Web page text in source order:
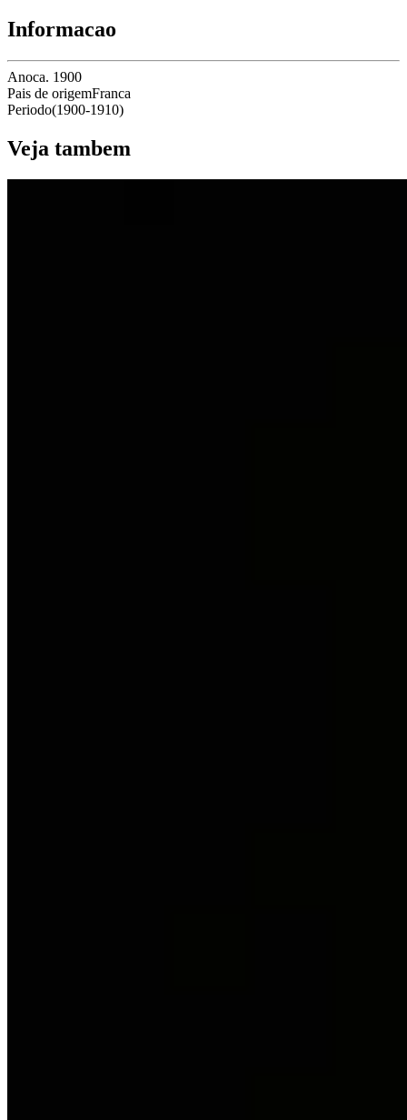
Informacao
Anoca. 1900
Pais de origemFranca
Periodo(1900-1910)
Veja tambem